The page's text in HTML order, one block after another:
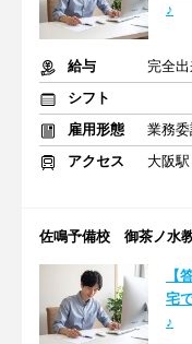
♪
給与
シフト
雇用形態
業務
アクセス
大阪
佐鳴予備校 御茶ノ水
【
宅
♪